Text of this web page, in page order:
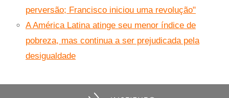
perversão; Francisco iniciou uma revolução"
A América Latina atinge seu menor índice de
pobreza, mas continua a ser prejudicada pela
desigualdade